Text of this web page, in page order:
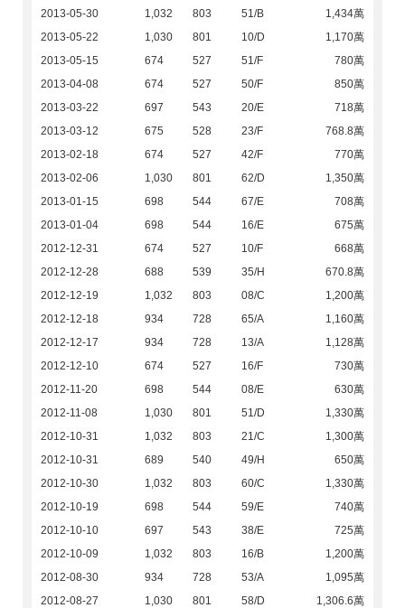
2013-05-30 1,032 803 51/B
1,434萬
2013-05-22
1,030 801 10/D
1,170萬
2013-05-15
674 527 51/F
780萬
2013-04-08
674 527 50/F
850萬
2013-03-22
697 543 20/E
718萬
2013-03-12
675 528 23/F
768.8萬
2013-02-18
674 527 42/F
770萬
2013-02-06
1,030 801 62/D
1,350萬
2013-01-15
698 544 67/E
708萬
2013-01-04
698 544 16/E
675萬
2012-12-31
674 527 10/F
668萬
2012-12-28
688 539 35/H
670.8萬
2012-12-19
1,032 803 08/C
1,200萬
2012-12-18
934 728 65/A
1,160萬
2012-12-17
934 728 13/A
1,128萬
2012-12-10
674 527 16/F
730萬
2012-11-20
698 544 08/E
630萬
2012-11-08
1,030 801 51/D
1,330萬
2012-10-31
1,032 803 21/C
1,300萬
2012-10-31
689 540 49/H
650萬
2012-10-30
1,032 803 60/C
1,330萬
2012-10-19
698 544 59/E
740萬
2012-10-10
697 543 38/E
725萬
2012-10-09
1,032 803 16/B
1,200萬
2012-08-30
934 728 53/A
1,095萬
2012-08-27
1,030 801 58/D
1,306.6萬